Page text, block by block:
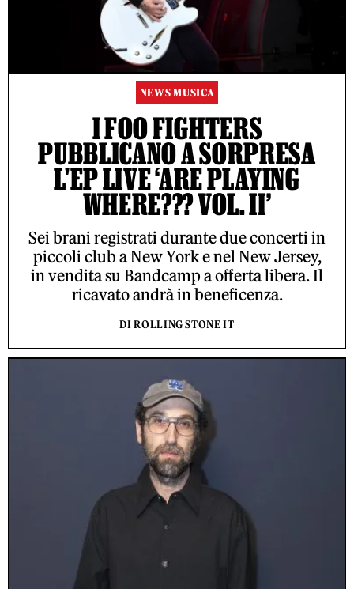
NEWS MUSICA
I FOO FIGHTERS
PUBBLICANO A SORPRESA
L'EP LIVE ‘ARE PLAYING
WHERE??? VOL. II’
Sei brani registrati durante due concerti in
piccoli club a New York e nel New Jersey,
in vendita su Bandcamp a offerta libera. Il
ricavato andrà in beneficenza.
DI ROLLING STONE IT